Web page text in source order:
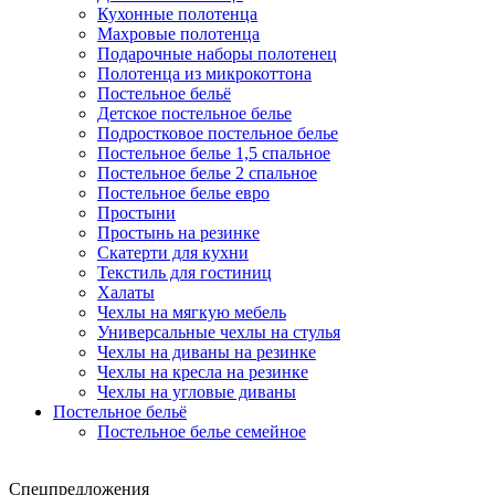
Кухонные полотенца
Махровые полотенца
Подарочные наборы полотенец
Полотенца из микрокоттона
Постельное бельё
Детское постельное белье
Подростковое постельное белье
Постельное белье 1,5 спальное
Постельное белье 2 спальное
Постельное белье евро
Простыни
Простынь на резинке
Скатерти для кухни
Текстиль для гостиниц
Халаты
Чехлы на мягкую мебель
Универсальные чехлы на стулья
Чехлы на диваны на резинке
Чехлы на кресла на резинке
Чехлы на угловые диваны
Постельное бельё
Постельное белье семейное
Спецпредложения